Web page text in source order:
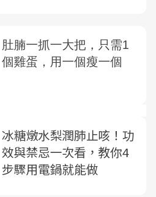
冰糖燉水梨潤肺止咳！功
效與禁忌一次看，教你4
步驟用電鍋就能做